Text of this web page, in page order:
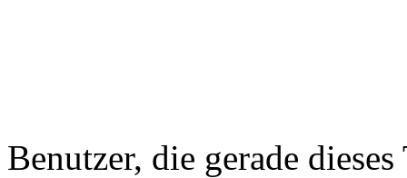
Benutzer, die gerade